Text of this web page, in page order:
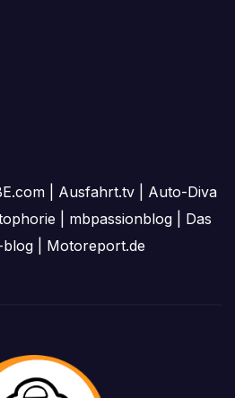
Ausfahrt.tv
Auto-Diva
mbpassionblog
Das
blog Motoreport.de